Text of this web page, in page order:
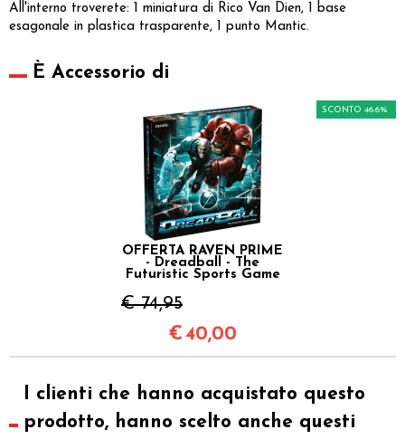
All'interno troverete: 1 miniatura di Rico Van Dien, 1 base
esagonale in plastica trasparente, 1 punto Mantic.
È Accessorio di
OFFERTA RAVEN PRIME
- Dreadball - The
Futuristic Sports Game
€ 74,95
SCONTO 46.6%
€40,00
I clienti che hanno acquistato questo
prodotto, hanno scelto anche questi